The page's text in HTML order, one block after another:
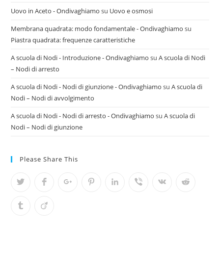
Uovo in Aceto - Ondivaghiamo su Uovo e osmosi
Membrana quadrata: modo fondamentale - Ondivaghiamo su
Piastra quadrata: frequenze caratteristiche
A scuola di Nodi - Introduzione - Ondivaghiamo suA scuola di Nodi
– Nodi di arresto
A scuola di Nodi - Nodi di giunzione - Ondivaghiamo suA scuola di
Nodi – Nodi di avvolgimento
A scuola di Nodi - Nodi di arresto - Ondivaghiamo suA scuola di
Nodi – Nodi di giunzione
Please Share This